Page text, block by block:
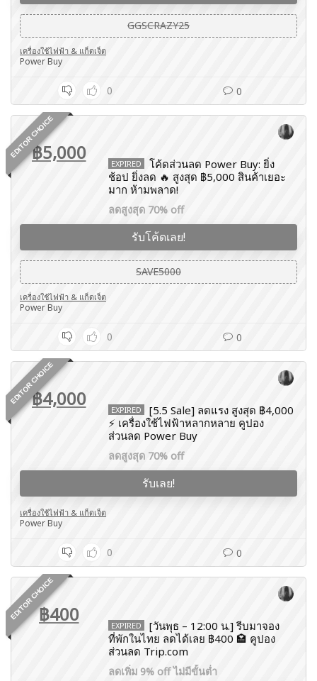
GGSCRAZY25
เครื่องใช้ไฟฟ้า & แก็ดเจ็ต
Power Buy
0 0
EDITOR CHOICE฿5,000 EXPIRED
โค้ดส่วนลด Power Buy: ยิ่ง
ช้อป ยิ่งลด 🔥 สูงสุด ฿5,000 สินค้าเยอะ
มาก ห้ามพลาด!
ลดสูงสุด 70% off
รับโค้ดเลย!
SAVE5000
เครื่องใช้ไฟฟ้า & แก็ดเจ็ต
Power Buy
0 0
EDITOR CHOICE฿4,000 EXPIRED
[5.5 Sale] ลดแรง สูงสุด ฿4,000
⚡️ เครื่องใช้ไฟฟ้าหลากหลาย คูปอง
ส่วนลด Power Buy
ลดสูงสุด 70% off
รับเลย!
เครื่องใช้ไฟฟ้า & แก็ดเจ็ต
Power Buy
0 0
EDITOR CHOICE฿400 EXPIRED
[วันพุธ – 12:00 น.] รีบมาจอง
ที่พักในไทย ลดได้เลย ฿400 🏩 คูปอง
ส่วนลด Trip.com
ลดเพิ่ม 9% off ไม่มีขั้นต่ำ